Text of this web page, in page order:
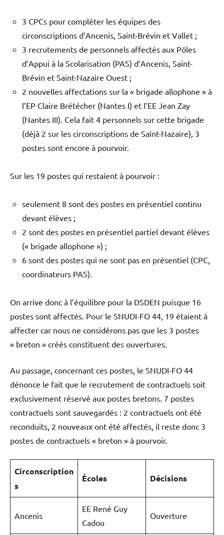
3 CPCs pour compléter les équipes des
circonscriptions d’Ancenis, Saint-Brévin et Vallet ;
3 recrutements de personnels affectés aux Pôles
d’Appui à la Scolarisation (PAS) d’Ancenis, Saint-
Brévin et Saint-Nazaire Ouest ;
2 nouvelles affectations sur la « brigade allophone » à
l’EP Claire Brétécher (Nantes I) et l’EE Jean Zay
(Nantes III). Cela fait 4 personnels sur cette brigade
(déjà 2 sur les circonscriptions de Saint-Nazaire), 3
postes sont encore à pourvoir.
Sur les 19 postes qui restaient à pourvoir :
seulement 8 sont des postes en présentiel continu
devant élèves ;
2 sont des postes en présentiel partiel devant élèves
(« brigade allophone ») ;
6 sont des postes qui ne sont pas en présentiel (CPC,
coordinateurs PAS).
On arrive donc à l’équilibre pour la DSDEN puisque 16
postes sont affectés. Pour le SNUDI-FO 44, 19 étaient à
affecter car nous ne considérons pas que les 3 postes
« breton » créés constituent des ouvertures.
Au passage, concernant ces postes, le SNUDI-FO 44
dénonce le fait que le recrutement de contractuels soit
exclusivement réservé aux postes bretons. 7 postes
contractuels sont sauvegardés : 2 contractuels ont été
reconduits, 2 nouveaux ont été affectés, il reste donc 3
postes de contractuels « breton » à pourvoir.
Circonscription
s
Écoles Décisions
Ancenis
EE René Guy
Cadou
Ouverture